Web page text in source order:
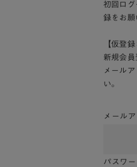
初回ログ
録をお願
【仮登
新規会員
メール
い。
メール
パスワー